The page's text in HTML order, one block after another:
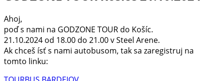
Ahoj,
poď s nami na GODZONE TOUR do Košíc.
21.10.2024 od 18.00 do 21.00 v Steel Arene.
Ak chceš ísť s nami autobusom, tak sa zaregistruj na
tomto linku: